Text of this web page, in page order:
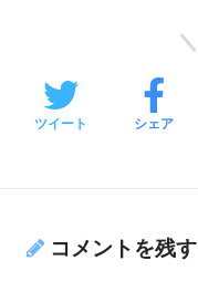
ツイート シェア
コメントを残す